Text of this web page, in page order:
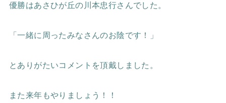
優勝はあさひが丘の川本忠行さんでした。
「一緒に周ったみなさんのお陰です！」
とありがたいコメントを頂戴しました。
また来年もやりましょう！！